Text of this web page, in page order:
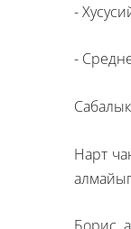
-
-
Нарт